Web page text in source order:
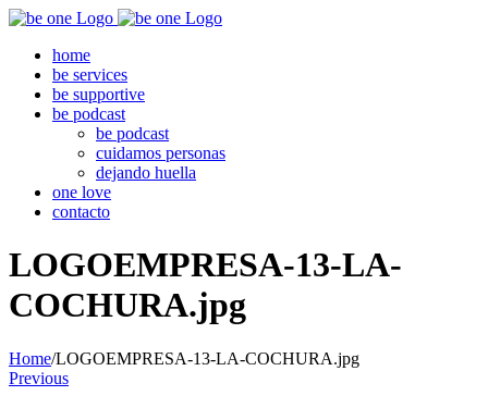
Skip
contenthome
be services
be supportive
be podcast
be podcast
cuidamos personas
dejando huella
one love
contacto
LOGOEMPRESA-13-LA-
COCHURA.jpg
Home/LOGOEMPRESA-13-LA-COCHURA.jpg
Previous